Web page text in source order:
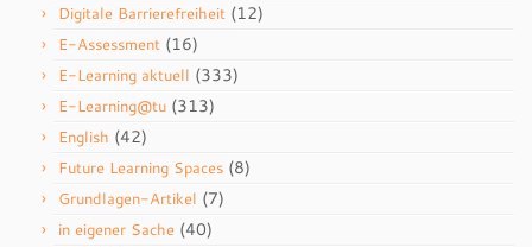
Digitale Barrierefreiheit (12)
E-Assessment (16)
E-Learning aktuell (333)
E-Learning@tu (313)
English (42)
Future Learning Spaces (8)
Grundlagen-Artikel (7)
in eigener Sache (40)